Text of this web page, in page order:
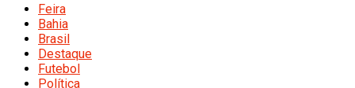
Feira
Bahia
Brasil
Destaque
Futebol
Política